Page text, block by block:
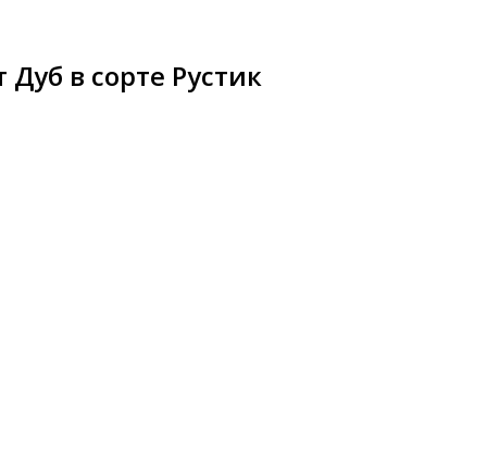
в сорте Рустик